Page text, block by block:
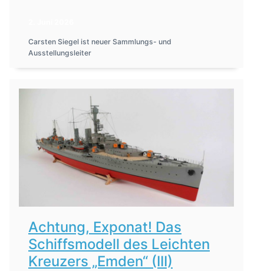
Carsten Siegel ist neuer Sammlungs- und
Ausstellungsleiter
Achtung, Exponat! Das
Schiffsmodell des Leichten
Kreuzers „Emden“ (III)